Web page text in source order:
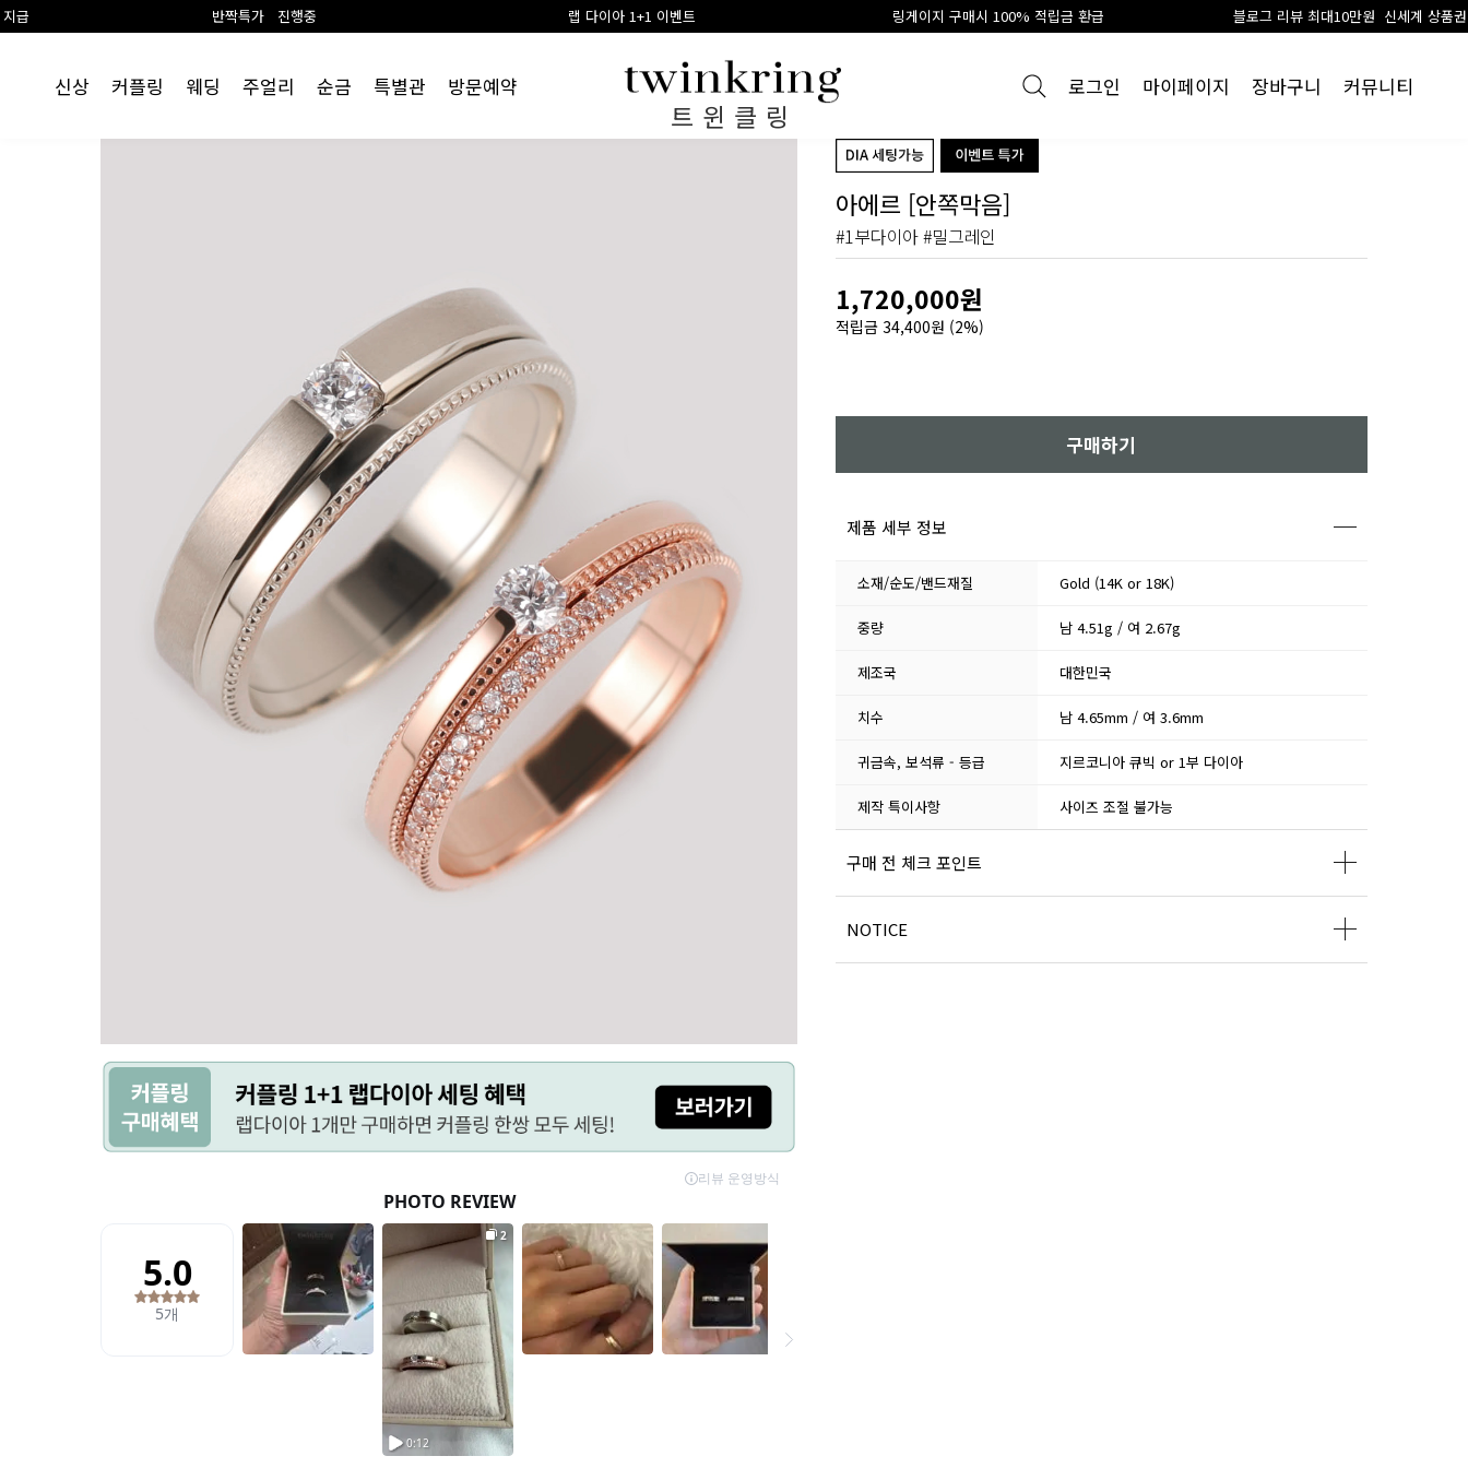
링게이지 구매시 100% 적립금 환급 블로그 리뷰 최대10만원 신세계 상품권 지급
트윈클링
신상 커플링 웨딩 주얼리 순금 특별관 방문예약 로그인 마이페이지 장바구니 커뮤니티
아에르 [안쪽막음]
#1부다이아 #밀그레인
1,720,000원
적립금 34,400원 (2%)
구매하기
제품 세부 정보
소재/순도/밴드재질 Gold (14K or 18K)
중량 남 4.51g / 여 2.67g
제조국 대한민국
치수 남 4.65mm / 여 3.6mm
귀금속, 보석류 - 등급 지르코니아 큐빅 or 1부 다이아
제작 특이사항 사이즈 조절 불가능
구매 전 체크 포인트
NOTICE